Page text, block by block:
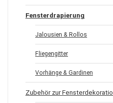
Fensterdrapierung
Jalousien & Rollos
Fliegengitter
Vorhänge & Gardinen
Zubehör zur